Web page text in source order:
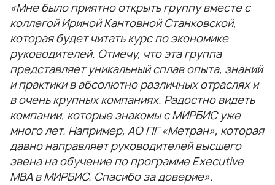
«Мне было приятно открыть группу вместе с
коллегой Ириной Кантовной Станковской,
которая будет читать курс по экономике
руководителей. Отмечу, что эта группа
представляет уникальный сплав опыта, знаний
и практики в абсолютно различных отраслях и
в очень крупных компаниях. Радостно видеть
компании, которые знакомы с МИРБИС уже
много лет. Например, АО ПГ «Метран», которая
давно направляет руководителей высшего
звена на обучение по программе Еxecutive
МВА в МИРБИС. Спасибо за доверие».